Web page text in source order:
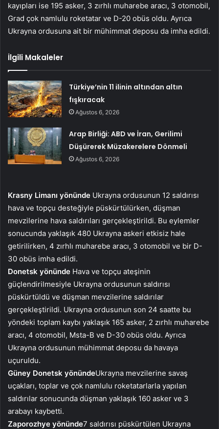
kayıpları ise 195 asker, 3 zırhlı muharebe aracı, 3 otomobil,
Grad çok namlulu roketatar ve D-20 obüs oldu. Ayrıca
Ukrayna ordusuna ait bir mühimmat deposu da imha edildi.
İlgili Makaleler
Türkiye’nin 11 ilinin altından altın
fışkıracak
Ağustos 6, 2026
Arap Birliği: ABD ve İran, Gerilimi
Düşürerek Müzakerelere Dönmeli
Ağustos 6, 2026
Krasny Limanı yönünde Ukrayna ordusunun 12 saldırısı
hava ve topçu desteğiyle püskürtülürken, düşman
mevzilerine hava saldırıları gerçekleştirildi. Bu eylemler
sonucunda yaklaşık 480 Ukrayna askeri etkisiz hale
getirilirken, 4 zırhlı muharebe aracı, 3 otomobil ve bir D-
30 obüs imha edildi.
Donetsk yönünde Hava ve topçu ateşinin
güçlendirilmesiyle Ukrayna ordusunun saldırısı
püskürtüldü ve düşman mevzilerine saldırılar
gerçekleştirildi. Ukrayna ordusunun son 24 saatte bu
yöndeki toplam kaybı yaklaşık 165 asker, 2 zırhlı muharebe
aracı, 4 otomobil, Msta-B ve D-30 obüs oldu. Ayrıca
Ukrayna ordusunun mühimmat deposu da havaya
uçuruldu.
Güney Donetsk yönündeUkrayna mevzilerine savaş
uçakları, toplar ve çok namlulu roketatarlarla yapılan
saldırılar sonucunda düşman yaklaşık 160 asker ve 3
arabayı kaybetti.
Zaporozhye yönünde7 saldırısı püskürtülen Ukrayna